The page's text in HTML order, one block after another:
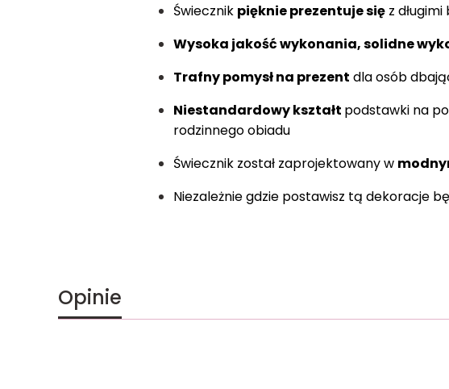
Świecznik pięknie prezentuje sięz długimi
Wysoka jakość wykonania, solidne
Trafny pomysł na prezent dla osób
Niestandardowy kształt podstawki na
rodzinnego obiadu
Świecznik został zaprojektowany w
Niezależnie gdzie postawisz tą dekoracje
Opinie